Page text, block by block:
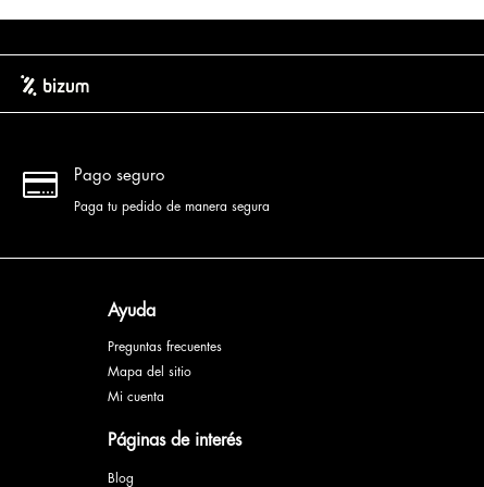
 Pago seguro
Paga tu pedido de manera segura
Ayuda
Preguntas frecuentes
Mapa del sitio
Mi cuenta
Páginas de interés
Blog